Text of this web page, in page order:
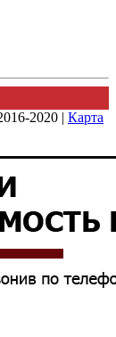
2020 | Карта